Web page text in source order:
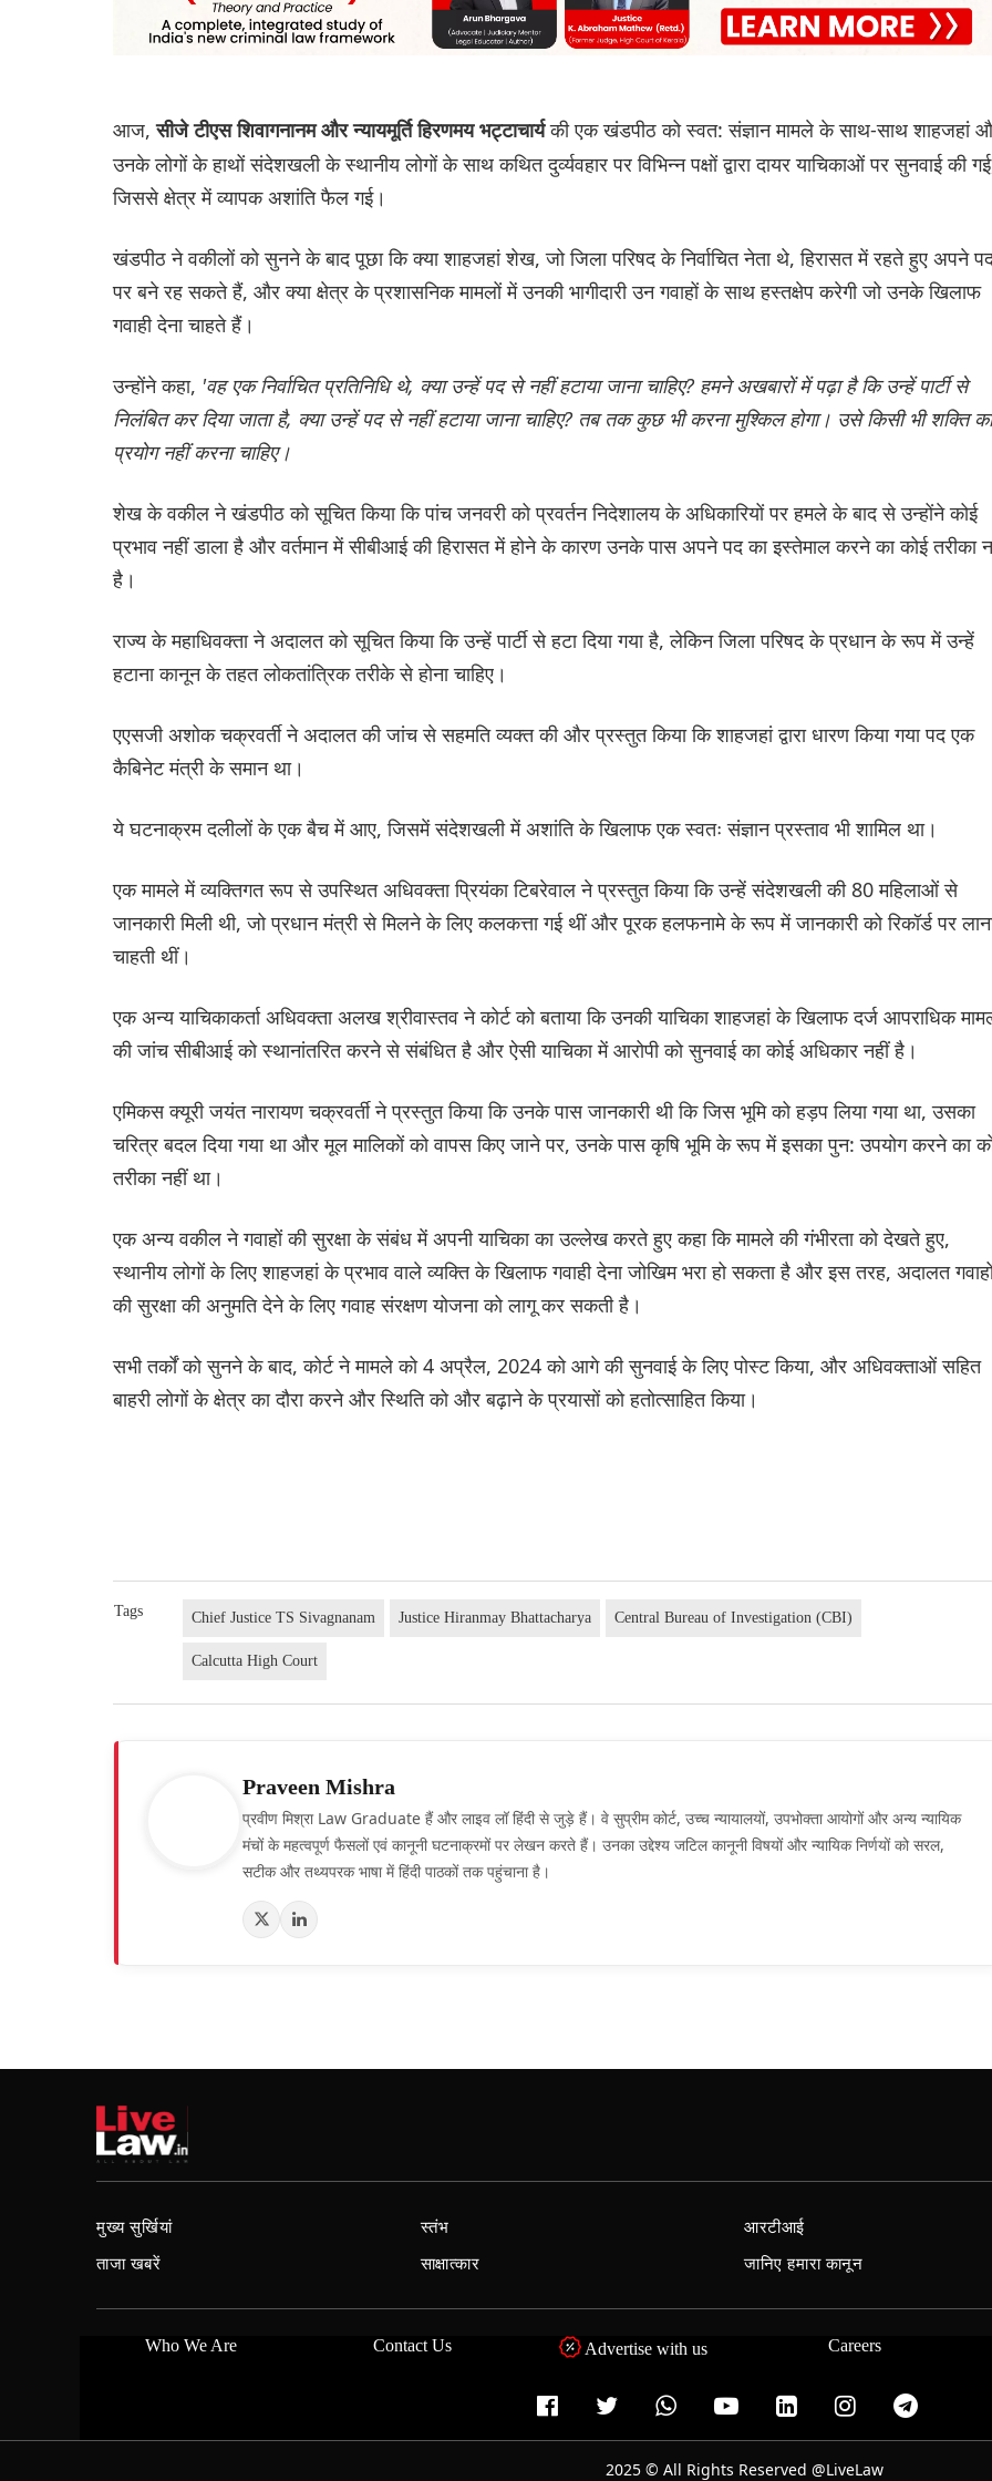
आज,सीजे टीएस शिवागनानम और न्यायमूर्ति हिरणमय भट्टाचार्यकी एक खंडपीठ को स्वत: संज्ञान मामले के साथ-साथ शाहजहां
उनके लोगों के हाथों संदेशखली के स्थानीय लोगों के साथ कथित दुर्व्यवहार पर विभिन्न पक्षों द्वारा दायर याचिकाओं पर सुनवाई की
जिससे क्षेत्र में व्यापक अशांति फैल गई।
खंडपीठ ने वकीलों को सुनने के बाद पूछा कि क्या शाहजहां शेख, जो जिला परिषद के निर्वाचित नेता थे, हिरासत में रहते हुए अपने
पर बने रह सकते हैं, और क्या क्षेत्र के प्रशासनिक मामलों में उनकी भागीदारी उन गवाहों के साथ हस्तक्षेप करेगी जो उनके खिलाफ
गवाही देना चाहते हैं।
उन्होंने कहा, 'वह एक निर्वाचित प्रतिनिधि थे, क्या उन्हें पद से नहीं हटाया जाना चाहिए? हमने अखबारों में पढ़ा है कि उन्हें पार्टी से
निलंबित कर दिया जाता है, क्या उन्हें पद से नहीं हटाया जाना चाहिए? तब तक कुछ भी करना मुश्किल होगा। उसे किसी भी शक्ति का
प्रयोग नहीं करना चाहिए।
शेख के वकील ने खंडपीठ को सूचित किया कि पांच जनवरी को प्रवर्तन निदेशालय के अधिकारियों पर हमले के बाद से उन्होंने कोई
प्रभाव नहीं डाला है और वर्तमान में सीबीआई की हिरासत में होने के कारण उनके पास अपने पद का इस्तेमाल करने का कोई तरीका
है।
राज्य के महाधिवक्ता ने अदालत को सूचित किया कि उन्हें पार्टी से हटा दिया गया है, लेकिन जिला परिषद के प्रधान के रूप में उन्हें
हटाना कानून के तहत लोकतांत्रिक तरीके से होना चाहिए।
एएसजी अशोक चक्रवर्ती ने अदालत की जांच से सहमति व्यक्त की और प्रस्तुत किया कि शाहजहां द्वारा धारण किया गया पद एक
कैबिनेट मंत्री के समान था।
ये घटनाक्रम दलीलों के एक बैच में आए, जिसमें संदेशखली में अशांति के खिलाफ एक स्वतः संज्ञान प्रस्ताव भी शामिल था।
एक मामले में व्यक्तिगत रूप से उपस्थित अधिवक्ता प्रियंका टिबरेवाल ने प्रस्तुत किया कि उन्हें संदेशखली की 80 महिलाओं से
जानकारी मिली थी, जो प्रधान मंत्री से मिलने के लिए कलकत्ता गई थीं और पूरक हलफनामे के रूप में जानकारी को रिकॉर्ड पर
चाहती थीं।
एक अन्य याचिकाकर्ता अधिवक्ता अलख श्रीवास्तव ने कोर्ट को बताया कि उनकी याचिका शाहजहां के खिलाफ दर्ज आपराधिक
की जांच सीबीआई को स्थानांतरित करने से संबंधित है और ऐसी याचिका में आरोपी को सुनवाई का कोई अधिकार नहीं है।
एमिकस क्यूरी जयंत नारायण चक्रवर्ती ने प्रस्तुत किया कि उनके पास जानकारी थी कि जिस भूमि को हड़प लिया गया था, उसका
चरित्र बदल दिया गया था और मूल मालिकों को वापस किए जाने पर, उनके पास कृषि भूमि के रूप में इसका पुन: उपयोग करने का
तरीका नहीं था।
एक अन्य वकील ने गवाहों की सुरक्षा के संबंध में अपनी याचिका का उल्लेख करते हुए कहा कि मामले की गंभीरता को देखते हुए,
स्थानीय लोगों के लिए शाहजहां के प्रभाव वाले व्यक्ति के खिलाफ गवाही देना जोखिम भरा हो सकता है और इस तरह, अदालत
की सुरक्षा की अनुमति देने के लिए गवाह संरक्षण योजना को लागू कर सकती है।
सभी तर्कों को सुनने के बाद, कोर्ट ने मामले को 4 अप्रैल, 2024 को आगे की सुनवाई के लिए पोस्ट किया, और अधिवक्ताओं सहित
बाहरी लोगों के क्षेत्र का दौरा करने और स्थिति को और बढ़ाने के प्रयासों को हतोत्साहित किया।
Tags Chief Justice TS Sivagnanam Justice Hiranmay Bhattacharya Central Bureau of Investigation (CBI)
Calcutta High Court
Praveen Mishra
प्रवीण मिश्रा Law Graduate हैं और लाइव लॉ हिंदी से जुड़े हैं। वे सुप्रीम कोर्ट, उच्च न्यायालयों, उपभोक्ता आयोगों और अन्य न्यायिक
मंचों के महत्वपूर्ण फैसलों एवं कानूनी घटनाक्रमों पर लेखन करते हैं। उनका उद्देश्य जटिल कानूनी विषयों और न्यायिक निर्णयों को सरल,
सटीक और तथ्यपरक भाषा में हिंदी पाठकों तक पहुंचाना है।
मुख्य सुर्खियां
ताजा खबरें
स्तंभ
साक्षात्कार
आरटीआई
जानिए हमारा कानून
Who We Are Contact Us Advertise with us Careers
2025 © All Rights Reserved @LiveLaw